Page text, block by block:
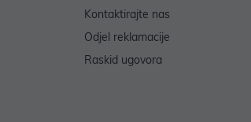
Kontaktirajte nas
Odjel reklamacije
Raskid ugovora